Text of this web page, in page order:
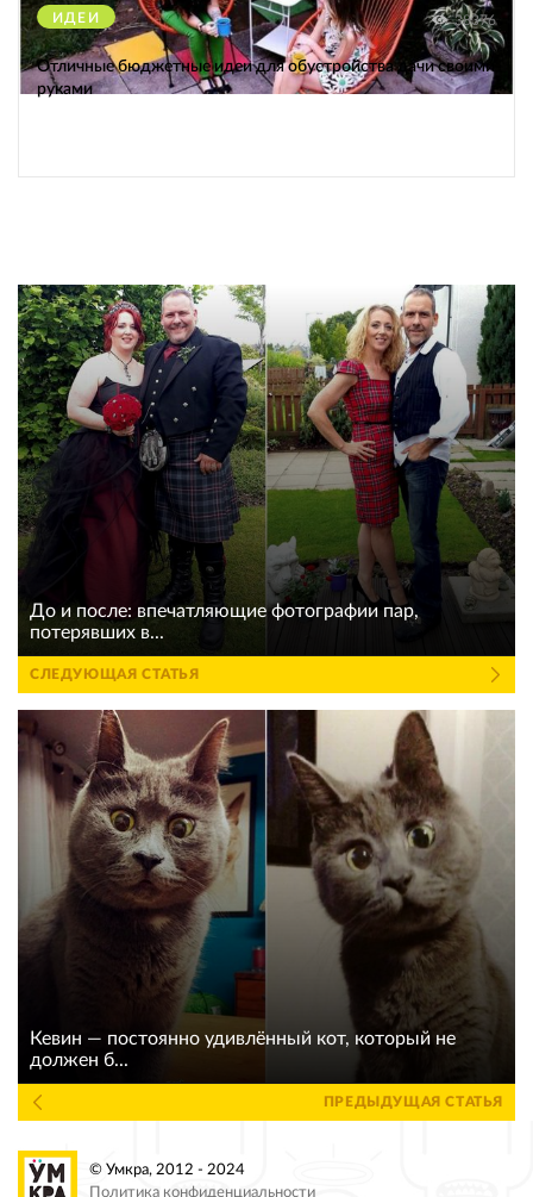
ИДЕИ 38376
Отличные бюджетные идеи для обустройства дачи своими
руками
До и после: впечатляющие фотографии пар,
потерявших в...
СЛЕДУЮЩАЯ СТАТЬЯ
Кевин — постоянно удивлённый кот, который не
должен б...
ПРЕДЫДУЩАЯ СТАТЬЯ
© Умкра, 2012 - 2024
Политика конфиденциальности